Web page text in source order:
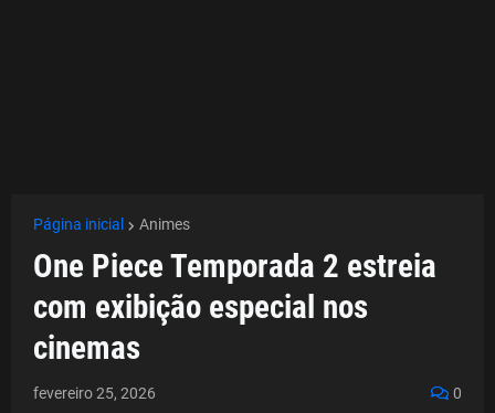
Página inicial Animes
One Piece Temporada 2 estreia
com exibição especial nos
cinemas
fevereiro 25, 2026 0